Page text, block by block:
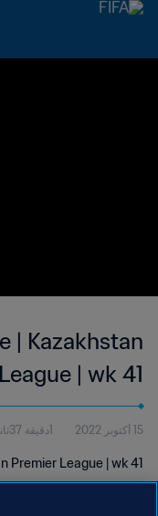
| Kazakhstan
| wk 41
15 أكتوبر 2022 1دقيقة 37ثانية
Premier League | wk 41